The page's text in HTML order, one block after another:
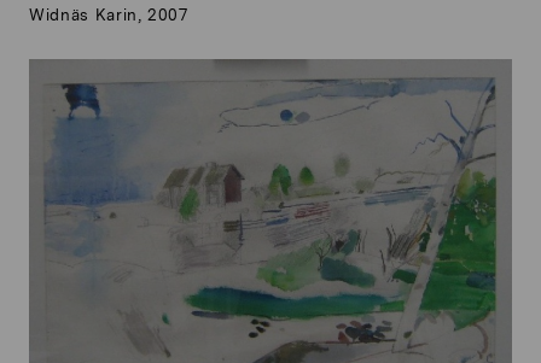
Widnäs Karin, 2007